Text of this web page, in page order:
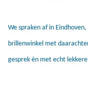
We spraken af in
brillenwinkel met
gesprek én met echt